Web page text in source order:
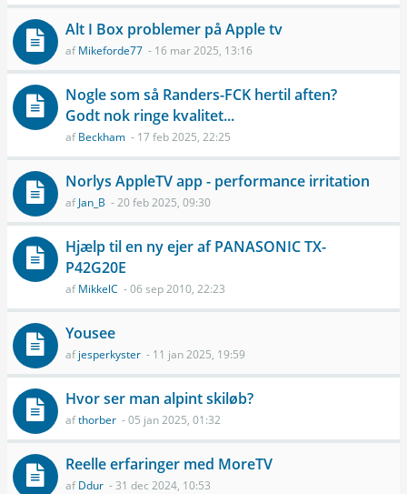
Alt I Box problemer på Apple tv
afMikeforde77 - 16 mar 2025, 13:16
Nogle som så Randers-FCK hertil aften?
Godt nok ringe kvalitet...
afBeckham - 17 feb 2025, 22:25
Norlys AppleTV app - performance irritation
afJan_B - 20 feb 2025, 09:30
Hjælp til en ny ejer af PANASONIC TX-
P42G20E
afMikkelC - 06 sep 2010, 22:23
Yousee
afjesperkyster - 11 jan 2025, 19:59
Hvor ser man alpint skiløb?
afthorber - 05 jan 2025, 01:32
Reelle erfaringer med MoreTV
afDdur - 31 dec 2024, 10:53